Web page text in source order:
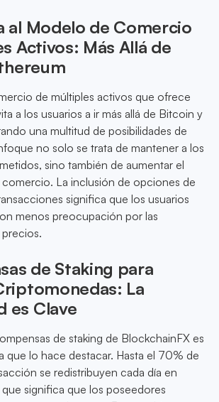
al Modelo de Comercio
Activos: Más Allá de
de múltiples activos que ofrece
a los usuarios a ir más allá de Bitcoin y
una multitud de posibilidades de
no solo se trata de mantener a los
sino también de aumentar el
La inclusión de opciones de
significa que los usuarios
menos preocupación por las
de Staking para
La
es Clave
de staking de BlockchainFX es
que lo hace destacar. Hasta el 70% de
se redistribuyen cada día en
significa que los poseedores